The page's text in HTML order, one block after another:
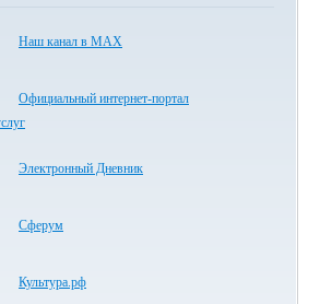
Наш канал в МАХ
Официальный интернет-портал
Электронный Дневник
Сферум
Культура.рф